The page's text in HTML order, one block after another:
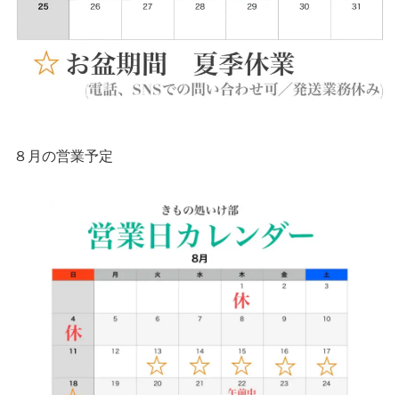
８月の営業予定